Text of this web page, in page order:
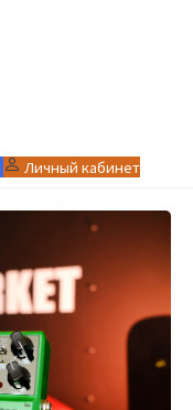
Личный кабинет